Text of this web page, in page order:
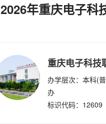
2026年重庆电子科
重庆电子科技
办学层次：本科(
办
标识代码：12609